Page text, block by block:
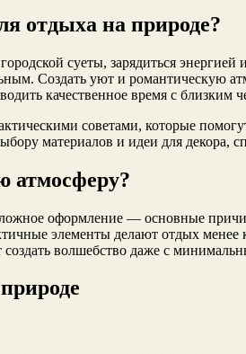
отдыха на природе?
суеты, зарядиться
Создать уют и романтическую
качественное время с близким
советами, которые
материалов и идеи для декора,
атмосферу?
оформление — основные
элементы делают отдых
волшебство даже с